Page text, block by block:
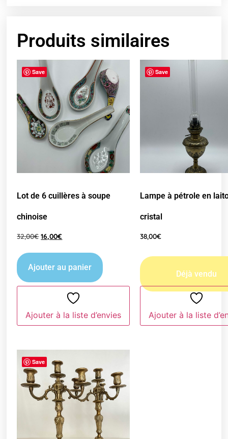
Produits similaires
Save
Lot de 6 cuillères à soupe
chinoise
32,00€ 16,00€
Ajouter au panier
Ajouter à la liste d’envies
Save
Lampe à pétrole en
cristal
38,00€
Ajouter à la liste
Save